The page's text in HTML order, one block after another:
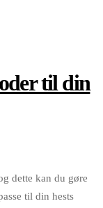
til din
dette kan du gøre
til din hests